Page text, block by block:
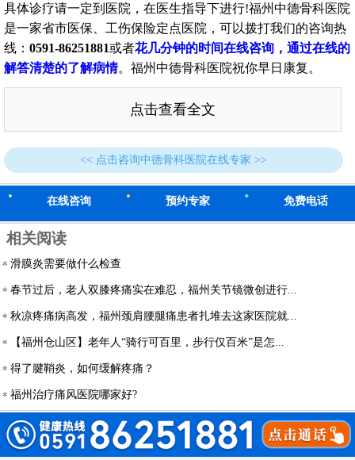
具体诊疗请一定到医院，在医生指导下进行!福州中德骨科医院
是一家省市医保、工伤保险定点医院，可以拨打我们的咨询热
线： 0591-86251881或者花几分钟的时间在线咨询，通过在线的
解答清楚的了解病情。福州中德骨科医院祝你早日康复。
点击查看全文
<< 点击咨询中德骨科医院在线专家 >>
在线咨询 预约专家 免费电话
相关阅读
滑膜炎需要做什么检查
春节过后，老人双膝疼痛实在难忍，福州关节镜微创进行...
秋凉疼痛病高发，福州颈肩腰腿痛患者扎堆去这家医院就...
【福州仓山区】老年人“骑行可百里，步行仅百米”是怎...
得了腱鞘炎，如何缓解疼痛？
福州治疗痛风医院哪家好?